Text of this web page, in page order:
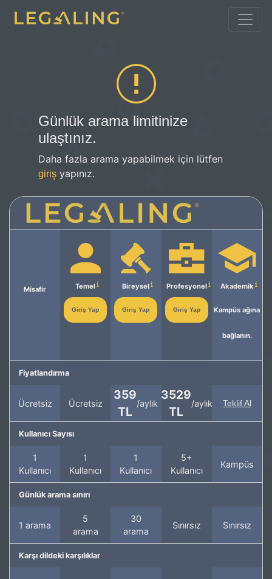
Günlük arama limitinize
ulaştınız.
Daha fazla arama yapabilmek için lütfen
giriş yapınız.
Misafir Temel
Giriş Yap
Bireysel
Giriş Yap
Profesyonel
Giriş Yap
Akademik
Kampüs ağına
bağlanın.
Fiyatlandırma
Ücretsiz Ücretsiz
359
TL
/aylık
3529
TL
/aylık Teklif Al
Kullanıcı Sayısı
1
Kullanıcı
1
Kullanıcı
1
Kullanıcı
5+
Kullanıcı
Kampüs
Günlük arama sınırı
1 arama
5
arama
30
arama
Sınırsız Sınırsız
Karşı dildeki karşılıklar